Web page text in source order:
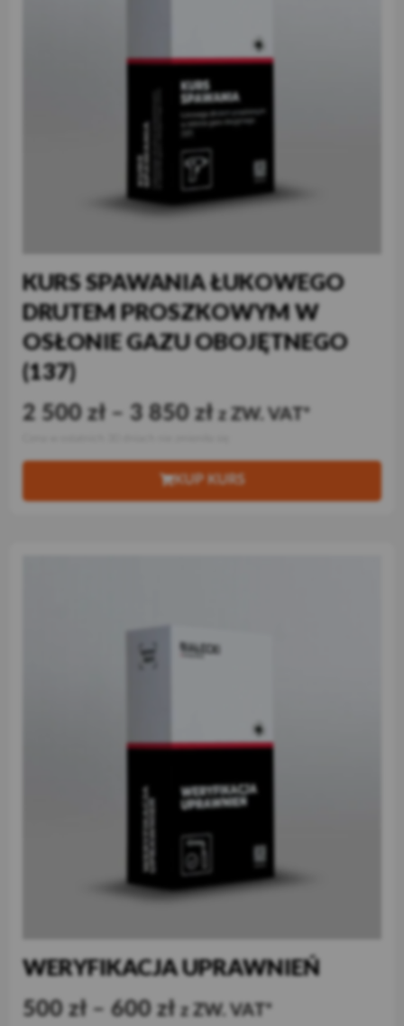
KURS SPAWANIA ŁUKOWEGO
DRUTEM PROSZKOWYM W
OSŁONIE GAZU OBOJĘTNEGO
(137)
2 500 zł – 3 850 zł z ZW. VAT
KUP KURS
WERYFIKACJA UPRAWNIEŃ
500 zł –600 zł z ZW. VAT